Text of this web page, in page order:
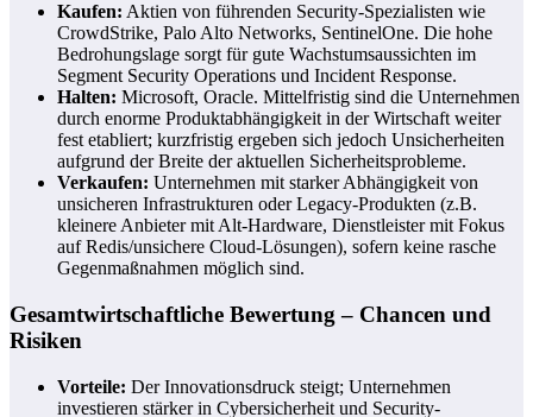
Kaufen: Aktien von führenden Security-Spezialisten wie
CrowdStrike, Palo Alto Networks, SentinelOne. Die hohe
Bedrohungslage sorgt für gute Wachstumsaussichten im
Segment Security Operations und Incident Response.
Halten: Microsoft, Oracle. Mittelfristig sind die Unternehmen
durch enorme Produktabhängigkeit in der Wirtschaft weiter
fest etabliert; kurzfristig ergeben sich jedoch Unsicherheiten
aufgrund der Breite der aktuellen Sicherheitsprobleme.
Verkaufen: Unternehmen mit starker Abhängigkeit von
unsicheren Infrastrukturen oder Legacy-Produkten (z.B.
kleinere Anbieter mit Alt-Hardware, Dienstleister mit Fokus
auf Redis/unsichere Cloud-Lösungen), sofern keine rasche
Gegenmaßnahmen möglich sind.
Gesamtwirtschaftliche Bewertung – Chancen und
Risiken
Vorteile: Der Innovationsdruck steigt; Unternehmen
investieren stärker in Cybersicherheit und Security-